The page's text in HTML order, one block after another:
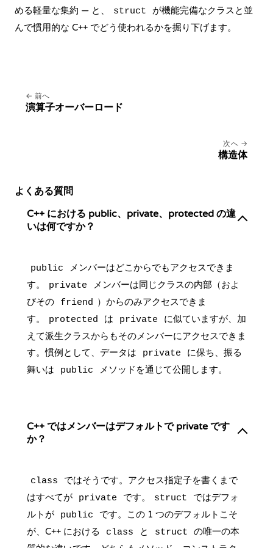
める軽量な集約 — と、
struct
が機能完備なクラスと並
んで慣用的な C++ でどう使われるかを掘り下げます。
前へ
演算子オーバーロード
次へ
構造体
よくある質問
C++ における public、private、protected の違
いは何ですか？
public
メンバーはどこからでもアクセスできま
す。
private
メンバーは同じクラスの内部（およ
びその
friend ）からのみアクセスできま
す。
protected は private
に似ていますが、加
えて派生クラスからもそのメンバーにアクセスできま
す。慣例として、データは
private
に保ち、振る
舞いは
public メソッドを通じて公開します。
C++ ではメンバーはデフォルトで private です
か？
class
ではそうです。アクセス指定子を書くまで
はすべてが
private です。 struct
ではデフォ
ルトが
public
です。この 1 つのデフォルトこそ
が、C++ における
class と struct
の唯一の本